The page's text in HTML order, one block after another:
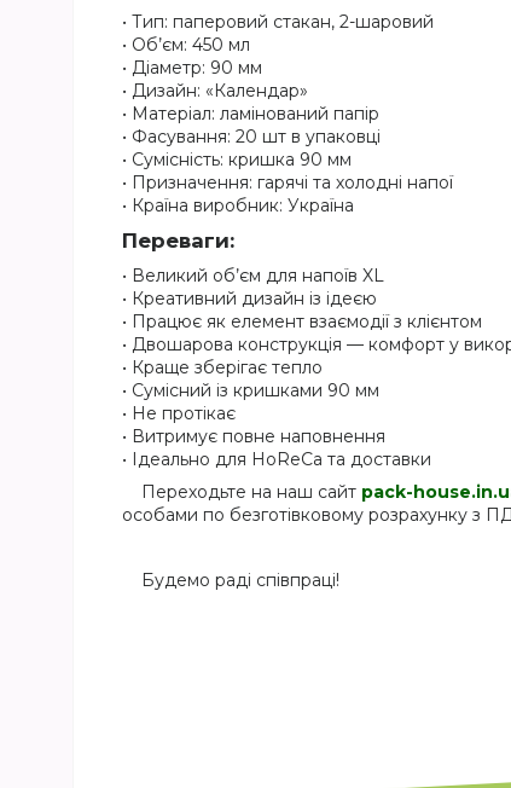
• Тип: паперовий стакан, 2-шаровий
• Об’єм: 450 мл
• Діаметр: 90 мм
• Дизайн: «Календар»
• Матеріал: ламінований папір
• Фасування: 20 шт в упаковці
• Сумісність: кришка 90 мм
• Призначення: гарячі та холодні напої
• Країна виробник: Україна
Переваги:
• Великий об’єм для напоїв XL
• Креативний дизайн із ідеєю
• Працює як елемент взаємодії з клієнтом
• Двошарова конструкція — комфорт у
• Краще зберігає тепло
• Сумісний із кришками 90 мм
• Не протікає
• Витримує повне наповнення
• Ідеально для HoReCa та доставки
Переходьте на наш сайт pack-
особами по безготівковому розрахунку з
Будемо раді співпраці!